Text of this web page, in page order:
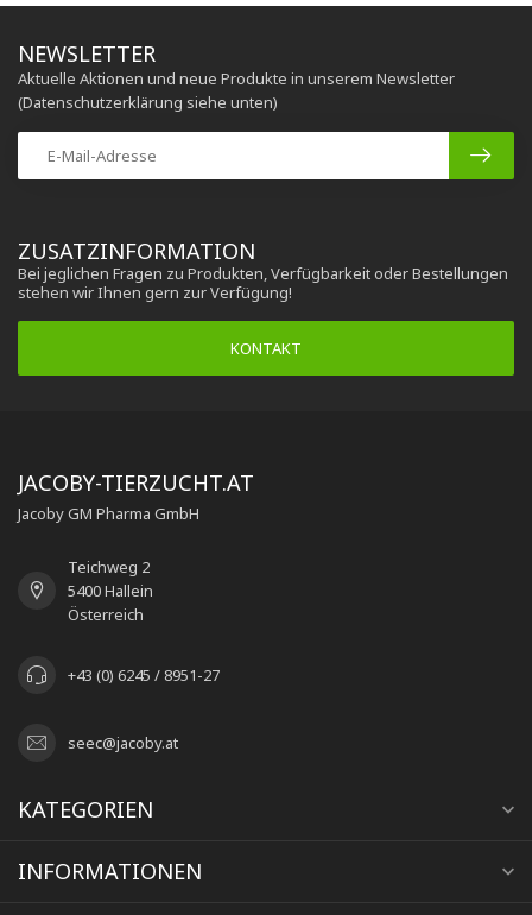
ZUSATZINFORMATION
Bei jeglichen Fragen zu Produkten, Verfügbarkeit oder Bestellungen
stehen wir Ihnen gern zur Verfügung!
KONTAKT
NEWSLETTER
Aktuelle Aktionen und neue Produkte in unserem Newsletter
(Datenschutzerklärung siehe unten)
JACOBY-TIERZUCHT.AT
Jacoby GM Pharma GmbH
Teichweg 2
5400 Hallein
Österreich
+43 (0) 6245 / 8951-27
seec@jacoby.at
KATEGORIEN
INFORMATIONEN